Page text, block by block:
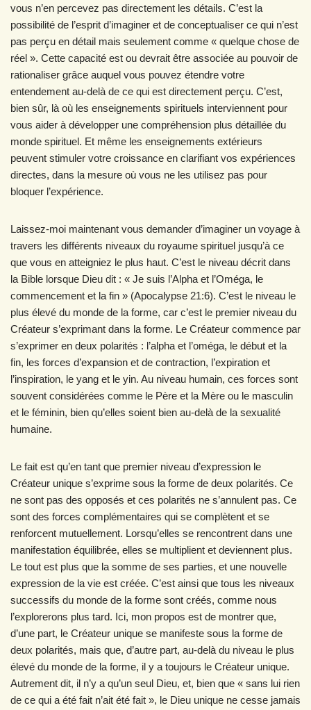
vous n’en percevez pas directement les détails. C’est la
possibilité de l’esprit d’imaginer et de conceptualiser ce qui n’est
pas perçu en détail mais seulement comme « quelque chose de
réel ». Cette capacité est ou devrait être associée au pouvoir de
rationaliser grâce auquel vous pouvez étendre votre
entendement au-delà de ce qui est directement perçu. C’est,
bien sûr, là où les enseignements spirituels interviennent pour
vous aider à développer une compréhension plus détaillée du
monde spirituel. Et même les enseignements extérieurs
peuvent stimuler votre croissance en clarifiant vos expériences
directes, dans la mesure où vous ne les utilisez pas pour
bloquer l’expérience.
Laissez-moi maintenant vous demander d’imaginer un voyage à
travers les différents niveaux du royaume spirituel jusqu’à ce
que vous en atteigniez le plus haut. C’est le niveau décrit dans
la Bible lorsque Dieu dit : « Je suis l’Alpha et l’Oméga, le
commencement et la fin » (Apocalypse 21:6). C’est le niveau le
plus élevé du monde de la forme, car c’est le premier niveau du
Créateur s’exprimant dans la forme. Le Créateur commence par
s’exprimer en deux polarités : l’alpha et l’oméga, le début et la
fin, les forces d’expansion et de contraction, l’expiration et
l’inspiration, le yang et le yin. Au niveau humain, ces forces sont
souvent considérées comme le Père et la Mère ou le masculin
et le féminin, bien qu’elles soient bien au-delà de la sexualité
humaine.
Le fait est qu’en tant que premier niveau d’expression le
Créateur unique s’exprime sous la forme de deux polarités. Ce
ne sont pas des opposés et ces polarités ne s’annulent pas. Ce
sont des forces complémentaires qui se complètent et se
renforcent mutuellement. Lorsqu’elles se rencontrent dans une
manifestation équilibrée, elles se multiplient et deviennent plus.
Le tout est plus que la somme de ses parties, et une nouvelle
expression de la vie est créée. C’est ainsi que tous les niveaux
successifs du monde de la forme sont créés, comme nous
l’explorerons plus tard. Ici, mon propos est de montrer que,
d’une part, le Créateur unique se manifeste sous la forme de
deux polarités, mais que, d’autre part, au-delà du niveau le plus
élevé du monde de la forme, il y a toujours le Créateur unique.
Autrement dit, il n’y a qu’un seul Dieu, et, bien que « sans lui rien
de ce qui a été fait n’ait été fait », le Dieu unique ne cesse jamais